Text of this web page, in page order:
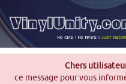
Chers
ce message pour vous